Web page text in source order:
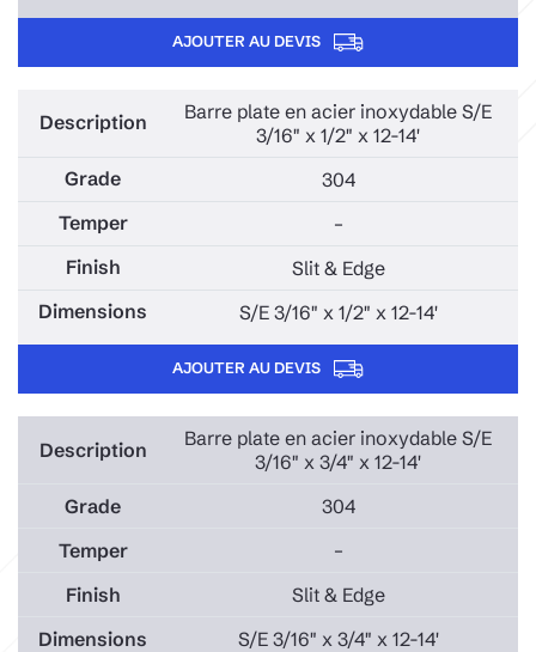
AJOUTER AU DEVIS
Barre plate en acier inoxydable S/E
3/16" x 1/2" x 12-14'
304
–
Slit & Edge
S/E 3/16" x 1/2" x 12-14'
AJOUTER AU DEVIS
Barre plate en acier inoxydable S/E
3/16" x 3/4" x 12-14'
304
–
Slit & Edge
S/E 3/16" x 3/4" x 12-14'